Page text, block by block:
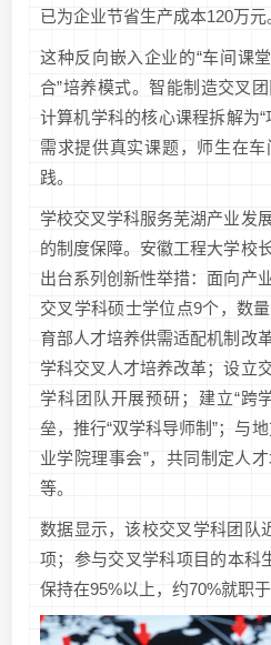
已为企业节省生产成本120万元
这种反向嵌入企业的“车间课
合”培养模式。智能制造交叉
计算机学科的核心课程拆解为
需求提供真实课题，师生在
践。
学校交叉学科服务芜湖产业发
的制度保障。安徽工程大学校
出台系列创新性举措：面向产
交叉学科硕士学位点9个，数
育部人才培养供需适配机制改
学科交叉人才培养改革；设立
学科团队开展预研；建立“跨
垒，推行“双学科导师制”；与
业学院理事会”，共同制定人
等。
数据显示，该校交叉学科团队
项；参与交叉学科项目的本科
保持在95%以上，约70%就职